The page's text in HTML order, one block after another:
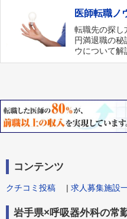
医師転職ノ
転職先の探し
円満退職の秘
ウについて解
コンテンツ
クチコミ投稿 | 求人募集施設
岩手県×呼吸器外科の常